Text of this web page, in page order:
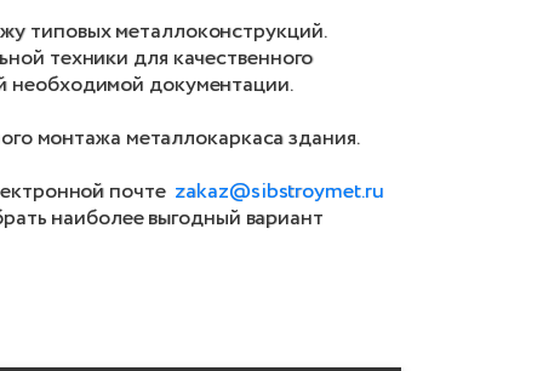
типовых металлоконструкций.
техники для качественного
необходимой документации.
монтажа металлокаркаса здания.
почте zakaz@sibstroymet.ru
наиболее выгодный вариант